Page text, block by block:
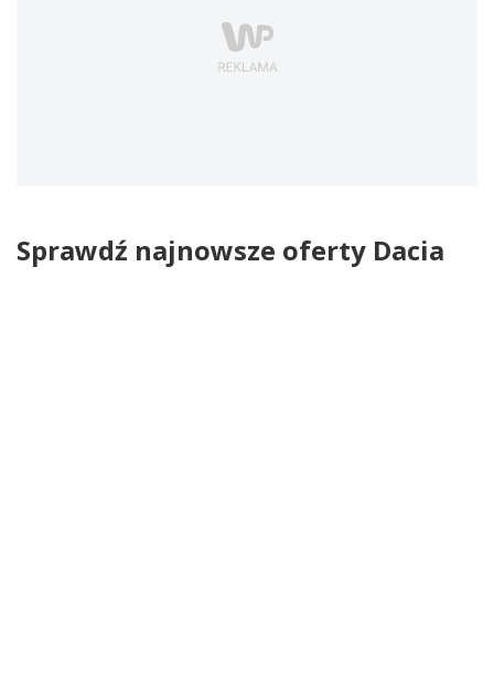
Sprawdź najnowsze oferty Dacia